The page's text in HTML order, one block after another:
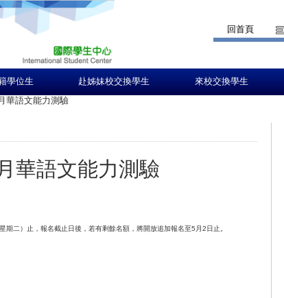
回首頁
學位生 赴姊妹校交換學生 來校交換學生
華語文能力測驗
華語文能力測驗
二）止，報名截止日後，若有剩餘名額，將開放追加報名至5月2日止。